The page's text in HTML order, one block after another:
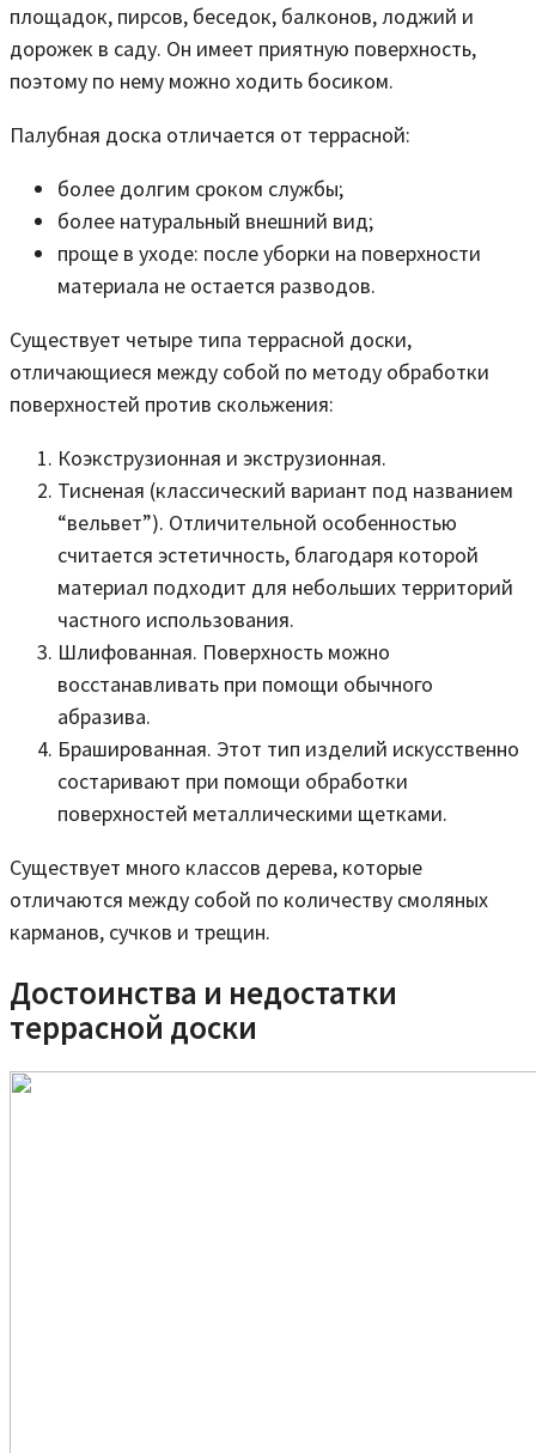
площадок, пирсов, беседок, балконов, лоджий и
дорожек в саду. Он имеет приятную поверхность,
поэтому по нему можно ходить босиком.
Палубная доска отличается от террасной:
более долгим сроком службы;
более натуральный внешний вид;
проще в уходе: после уборки на поверхности
материала не остается разводов.
Существует четыре типа террасной доски,
отличающиеся между собой по методу обработки
поверхностей против скольжения:
Коэкструзионная и экструзионная.
Тисненая (классический вариант под названием
“вельвет”). Отличительной особенностью
считается эстетичность, благодаря которой
материал подходит для небольших территорий
частного использования.
Шлифованная. Поверхность можно
восстанавливать при помощи обычного
абразива.
Брашированная. Этот тип изделий искусственно
состаривают при помощи обработки
поверхностей металлическими щетками.
Существует много классов дерева, которые
отличаются между собой по количеству смоляных
карманов, сучков и трещин.
Достоинства и недостатки
террасной доски